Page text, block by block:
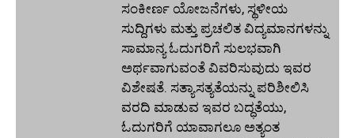
ಸಂಕೀರ್ಣ ಯೋಜನೆಗಳು, ಸ್ಥಳೀಯ
ಸುದ್ದಿಗಳು ಮತ್ತು ಪ್ರಚಲಿತ ವಿದ್ಯಮಾನಗಳನ್ನು
ಸಾಮಾನ್ಯ ಓದುಗರಿಗೆ ಸುಲಭವಾಗಿ
ಅರ್ಥವಾಗುವಂತೆ ವಿವರಿಸುವುದು ಇವರ
ವಿಶೇಷತೆ. ಸತ್ಯಾಸತ್ಯತೆಯನ್ನು ಪರಿಶೀಲಿಸಿ
ವರದಿ ಮಾಡುವ ಇವರ ಬದ್ಧತೆಯು,
ಓದುಗರಿಗೆ ಯಾವಾಗಲೂ ಅತ್ಯಂತ